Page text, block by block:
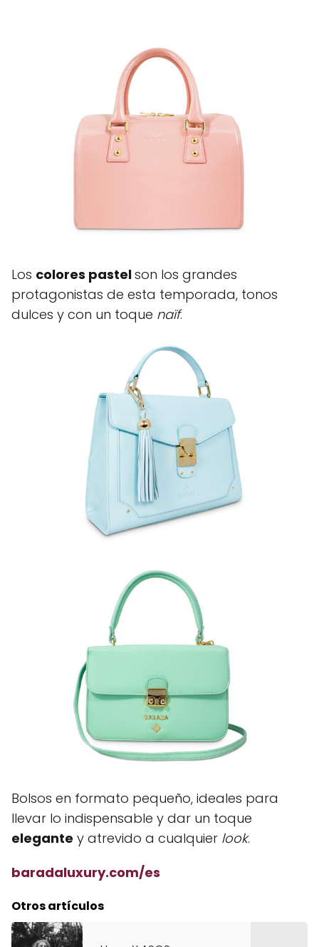
Los colores pastelson los grandes
protagonistas de esta temporada, tonos
dulces y con un toque naïf.
Bolsos en formato pequeño, ideales para
llevar lo indispensable y dar un toque
elegante y atrevido a cualquier look.
baradaluxury.com/es
Otros artículos